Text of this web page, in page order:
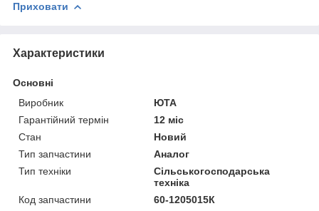
Приховати
Характеристики
Основні
Виробник
ЮТА
Гарантійний термін
12 міс
Стан
Новий
Тип запчастини
Аналог
Тип техніки
Сільськогосподарська
техніка
Код запчастини
60-1205015К